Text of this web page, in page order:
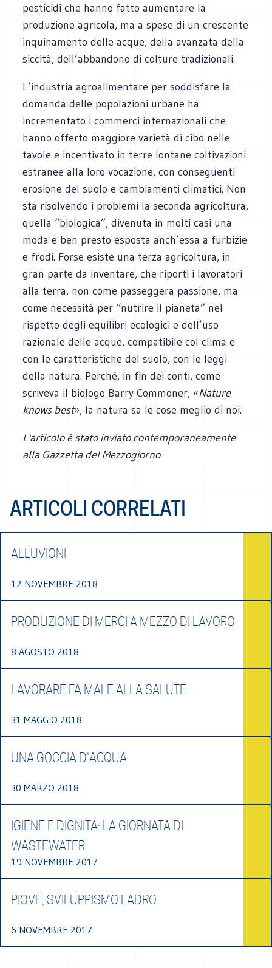
pesticidi che hanno fatto aumentare la
produzione agricola, ma a spese di un crescente
inquinamento delle acque, della avanzata della
siccità, dell’abbandono di colture tradizionali.
L’industria agroalimentare per soddisfare la
domanda delle popolazioni urbane ha
incrementato i commerci internazionali che
hanno offerto maggiore varietà di cibo nelle
tavole e incentivato in terre lontane coltivazioni
estranee alla loro vocazione, con conseguenti
erosione del suolo e cambiamenti climatici. Non
sta risolvendo i problemi la seconda agricoltura,
quella “biologica”, divenuta in molti casi una
moda e ben presto esposta anch’essa a furbizie
e frodi. Forse esiste una terza agricoltura, in
gran parte da inventare, che riporti i lavoratori
alla terra, non come passeggera passione, ma
come necessità per “nutrire il pianeta” nel
rispetto degli equilibri ecologici e dell’uso
razionale delle acque, compatibile col clima e
con le caratteristiche del suolo, con le leggi
della natura. Perché, in fin dei conti, come
scriveva il biologo Barry Commoner, «Nature
knows best», la natura sa le cose meglio di noi.
L'articolo è stato inviato contemporaneamente
alla Gazzetta del Mezzogiorno
ARTICOLI CORRELATI
ALLUVIONI
12 NOVEMBRE 2018
PRODUZIONE DI MERCI A MEZZO DI LAVORO
8 AGOSTO 2018
LAVORARE FA MALE ALLA SALUTE
31 MAGGIO 2018
UNA GOCCIA D'ACQUA
30 MARZO 2018
IGIENE E DIGNITÀ: LA GIORNATA DI
WASTEWATER
19 NOVEMBRE 2017
PIOVE, SVILUPPISMO LADRO
6 NOVEMBRE 2017